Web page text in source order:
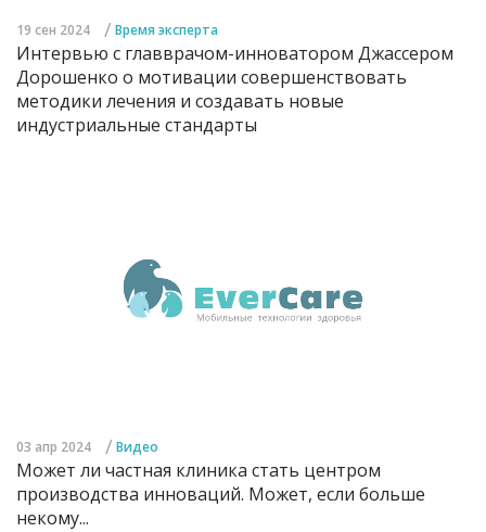
19 сен 2024 / Время эксперта
Интервью с главврачом-инноватором Джассером
Дорошенко о мотивации совершенствовать
методики лечения и создавать новые
индустриальные стандарты
03 апр 2024 / Видео
Может ли частная клиника стать центром
производства инноваций. Может, если больше
некому...